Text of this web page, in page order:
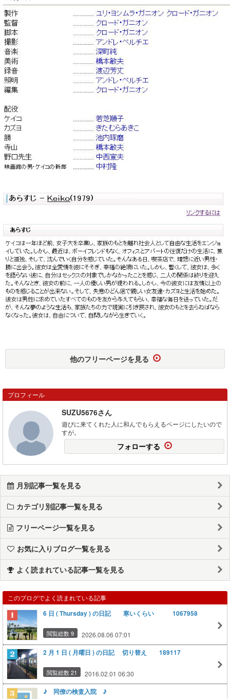
他のフリーページを見る
プロフィール
SUZU5676さん
遊びに来てくれた人に和んでもらえるページにしたいので
すが。
フォローする
月別記事一覧を見る
カテゴリ別記事一覧を見る
フリーページ一覧を見る
お気に入りブログ一覧を見る
よく読まれている記事一覧を見る
このブログでよく読まれている記事
6 日 ( Thursday ) の日記 寒いくらい 1067958
閲覧総数 9 2026.08.06 07:01
2 月 1 日 ( 月曜日 ) の日記 切り替え 189117
閲覧総数 21 2016.02.01 06:30
♪ 同僚の検査入院 ♪